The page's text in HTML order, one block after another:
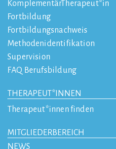
KomplementärTherapeut*in
Fortbildung
Fortbildungsnachweis
Methodenidentifikation
Supervision
FAQ Berufsbildung
THERAPEUT*INNEN
Therapeut*innen finden
MITGLIEDERBEREICH
NEWS